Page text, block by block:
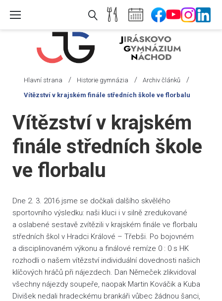
Hlavní strana / Historie gymnázia / Archiv článků /
Vítězství v krajském finále středních škole ve florbalu
Vítězství v krajském
finále středních škole
ve florbalu
Dne 2. 3. 2016 jsme se dočkali dalšího skvělého
sportovního výsledku: naši kluci i v silně zredukované
a oslabené sestavě zvítězili v krajském finále ve florbalu
středních škol v Hradci Králové – Třebši. Po bojovném
a disciplinovaném výkonu a finálové remíze 0 : 0 s HK
rozhodli o našem vítězství individuální dovednosti našich
klíčových hráčů při nájezdech. Dan Němeček zlikvidoval
všechny nájezdy soupeře, naopak Martin Kováčik a Kuba
Divišek nedali hradeckému brankáři vůbec žádnou šanci,